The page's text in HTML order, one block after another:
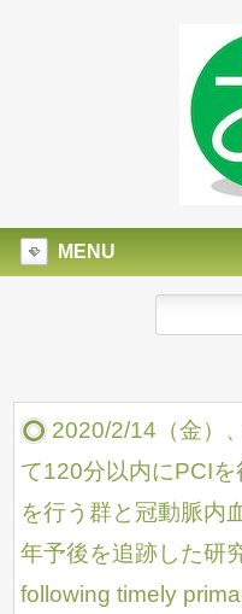
MENU
2020/2/14（金）
て120分以内にPCI
を行う群と冠動脈内
年予後を追跡した研
following timely